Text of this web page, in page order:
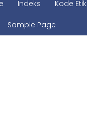
Indeks Kode Etik
Sample Page